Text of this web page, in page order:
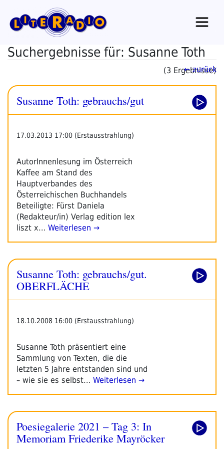
Inhalt
springen
Suchergebnisse für: Susanne Toth
(3 Ergebnisse)
← zurück
Susanne Toth: gebrauchs/gut
17.03.2013 17:00 (Erstausstrahlung)
AutorInnenlesung im Österreich
Kaffee am Stand des
Hauptverbandes des
Österreichischen Buchhandels
Beteiligte: Fürst Daniela
(Redakteur/in) Verlag edition lex
liszt x… Weiterlesen →
Susanne Toth: gebrauchs/gut.
OBERFLÄCHE
18.10.2008 16:00 (Erstausstrahlung)
Susanne Toth präsentiert eine
Sammlung von Texten, die die
letzten 5 Jahre entstanden sind und
– wie sie es selbst… Weiterlesen →
Poesiegalerie 2021 – Tag 3: In
Memoriam Friederike Mayröcker